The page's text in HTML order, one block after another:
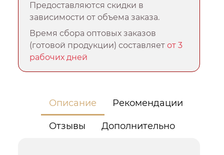
Предоставляются скидки в
зависимости от объема заказа.
Время сбора оптовых заказов
(готовой продукции) составляетот 3
рабочих дней
Описание Рекомендации
Отзывы Дополнительно